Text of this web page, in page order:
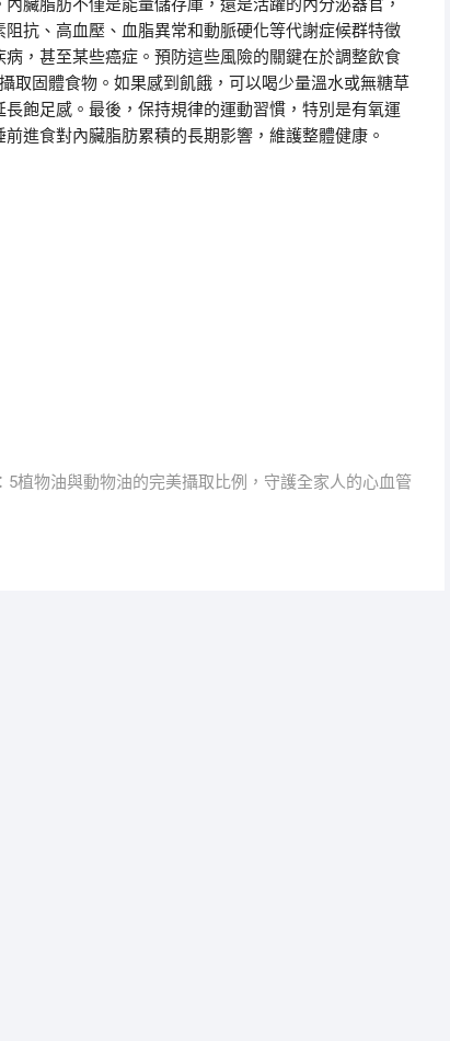
臟脂肪不僅是能量儲存庫，還是活躍的內分泌器官，
抗、高血壓、血脂異常和動脈硬化等代謝症候群特徵
，甚至某些癌症。預防這些風險的關鍵在於調整飲食
取固體食物。如果感到飢餓，可以喝少量溫水或無糖草
飽足感。最後，保持規律的運動習慣，特別是有氧運
進食對內臟脂肪累積的長期影響，維護整體健康。
5植物油與動物油的完美攝取比例，守護全家人的心血管